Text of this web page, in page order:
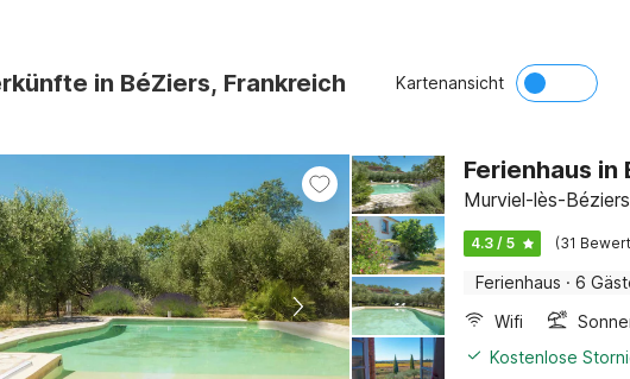
in BéZiers, Frankreich Kartenansicht
Ferienhaus in
Murviel-lès-
4.3 / 5 (31
Ferienhaus · 6
Wifi
Kostenlose